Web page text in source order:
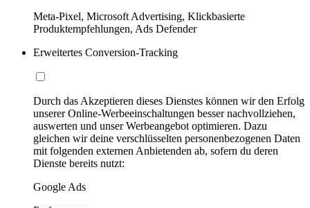
Meta-Pixel, Microsoft Advertising, Klickbasierte
Produktempfehlungen, Ads Defender
Erweitertes Conversion-Tracking
Durch das Akzeptieren dieses Dienstes können wir den Erfolg
unserer Online-Werbeeinschaltungen besser nachvollziehen,
auswerten und unser Werbeangebot optimieren. Dazu
gleichen wir deine verschlüsselten personenbezogenen Daten
mit folgenden externen Anbietenden ab, sofern du deren
Dienste bereits nutzt:
Google Ads